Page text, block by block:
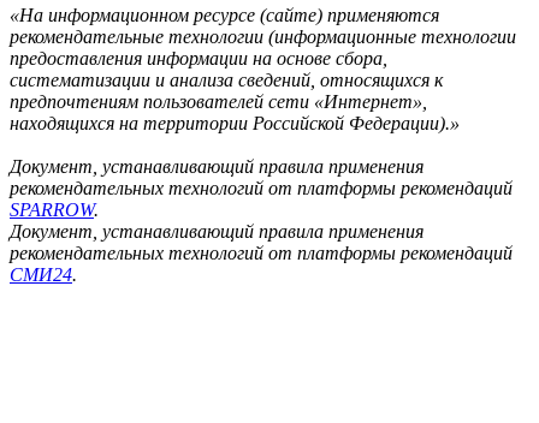
«На информационном ресурсе (сайте) применяются
рекомендательные технологии (информационные технологии
предоставления информации на основе сбора,
систематизации и анализа сведений, относящихся к
предпочтениям пользователей сети «Интернет»,
находящихся на территории Российской Федерации).»
Документ, устанавливающий правила применения
рекомендательных технологий от платформы рекомендаций
SPARROW.
Документ, устанавливающий правила применения
рекомендательных технологий от платформы рекомендаций
СМИ24.